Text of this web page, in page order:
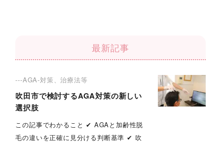
最新記事
---AGA-対策、治療法等
吹田市で検討するAGA対策の新しい
選択肢
この記事でわかること ✔︎ AGAと加齢性脱
毛の違いを正確に見分ける判断基準 ✔︎ 吹